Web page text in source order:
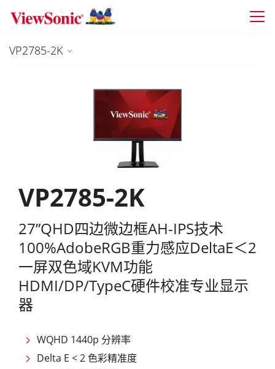
Skip to main content
VP2785-2K
VP2785-2K
27”QHD四边微边框AH-IPS技术
100%AdobeRGB重力感应DeltaE＜2
一屏双色域KVM功能
HDMI/DP/TypeC硬件校准专业显示
器
WQHD 1440p 分辨率
Delta E < 2 色彩精准度